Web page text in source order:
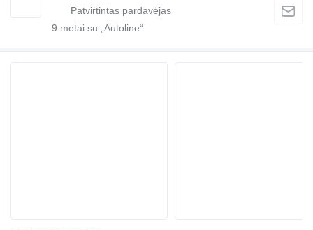
9 metai su „Autoline“